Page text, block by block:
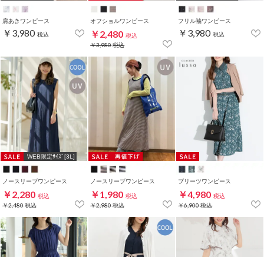
肩あきワンピース
￥3,980 税込
オフショルワンピース
￥2,480 税込
￥3,980税込
フリル袖ワンピース
￥3,980 税込
WEB限定ｻｲｽﾞ[3L]
ノースリーブワンピース
￥2,280 税込
￥2,480税込
ノースリーブワンピース
￥1,980 税込
￥2,980税込
プリーツワンピース
￥4,980 税込
￥6,900税込